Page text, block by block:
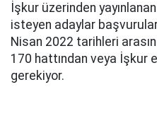
İşkur üzerinden
isteyen adaylar
Nisan 2022 tarihleri
170 hattından veya İşkur
gerekiyor.